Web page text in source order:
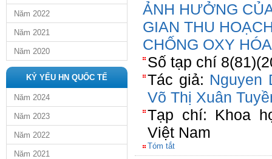
Năm 2022
Năm 2021
Năm 2020
KỶ YẾU HN QUỐC TẾ
Năm 2024
Năm 2023
Năm 2022
Năm 2021
ẢNH HƯỞNG
GIAN THU
CHỐNG OXY
Số tạp chí
Tác giả: Nguyen
Võ Thị Xuân
Tạp chí: Khoa
Việt Nam
Tóm tắt